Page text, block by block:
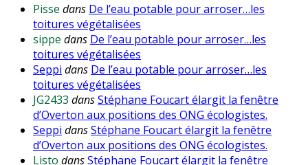
Pisse dans De l’eau potable pour arroser…les
toitures végétalisées
sippe dans De l’eau potable pour arroser…les
toitures végétalisées
Seppi dans De l’eau potable pour arroser…les
toitures végétalisées
JG2433 dansStéphane Foucart élargit la fenêtre
d’Overton aux positions des ONG écologistes.
Seppi dansStéphane Foucart élargit la fenêtre
d’Overton aux positions des ONG écologistes.
Listo dansStéphane Foucart élargit la fenêtre